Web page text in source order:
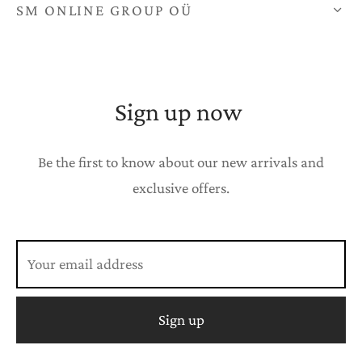
SM ONLINE GROUP OÜ
Sign up now
Be the first to know about our new arrivals and
exclusive offers.